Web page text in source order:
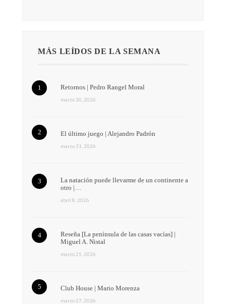
MÁS LEÍDOS DE LA SEMANA
Retornos | Pedro Rangel Moral
marzo 30, 2026
El último juego | Alejandro Padrón
marzo 31, 2026
La natación puede llevarme de un continente a
otro |…
abril 8, 2026
Reseña [La península de las casas vacías] |
Miguel A. Nistal
marzo 25, 2026
Club House | Mario Morenza
marzo 27, 2026